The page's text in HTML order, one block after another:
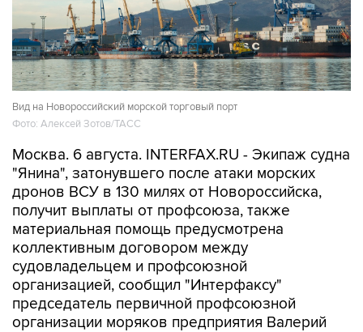
Вид на Новороссийский морской торговый порт
Фото: Алексей Зотов/ТАСС
Москва. 6 августа. INTERFAX.RU - Экипаж судна
"Янина", затонувшего после атаки морских
дронов ВСУ в 130 милях от Новороссийска,
получит выплаты от профсоюза, также
материальная помощь предусмотрена
коллективным договором между
судовладельцем и профсоюзной
организацией, сообщил "Интерфаксу"
председатель первичной профсоюзной
организации моряков предприятия Валерий